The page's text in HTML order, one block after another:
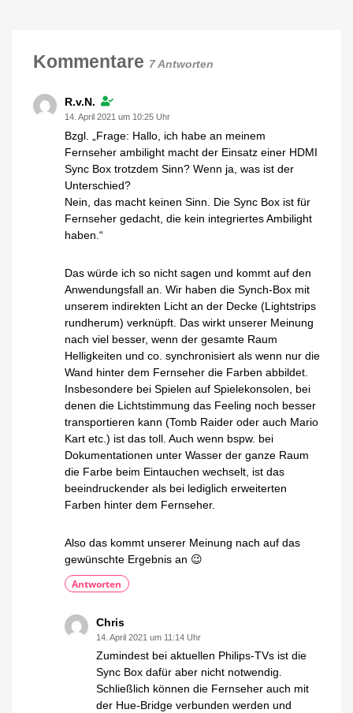
Kommentare 7 Antworten
R.v.N.
14. April 2021 um 10:25 Uhr
Bzgl. „Frage: Hallo, ich habe an meinem
Fernseher ambilight macht der Einsatz einer HDMI
Sync Box trotzdem Sinn? Wenn ja, was ist der
Unterschied?
Nein, das macht keinen Sinn. Die Sync Box ist für
Fernseher gedacht, die kein integriertes Ambilight
haben.“
Das würde ich so nicht sagen und kommt auf den
Anwendungsfall an. Wir haben die Synch-Box mit
unserem indirekten Licht an der Decke (Lightstrips
rundherum) verknüpft. Das wirkt unserer Meinung
nach viel besser, wenn der gesamte Raum
Helligkeiten und co. synchronisiert als wenn nur die
Wand hinter dem Fernseher die Farben abbildet.
Insbesondere bei Spielen auf Spielekonsolen, bei
denen die Lichtstimmung das Feeling noch besser
transportieren kann (Tomb Raider oder auch Mario
Kart etc.) ist das toll. Auch wenn bspw. bei
Dokumentationen unter Wasser der ganze Raum
die Farbe beim Eintauchen wechselt, ist das
beeindruckender als bei lediglich erweiterten
Farben hinter dem Fernseher.
Also das kommt unserer Meinung nach auf das
gewünschte Ergebnis an 😉
Antworten
Chris
14. April 2021 um 11:14 Uhr
Zumindest bei aktuellen Philips-TVs ist die
Sync Box dafür aber nicht notwendig.
Schließlich können die Fernseher auch mit
der Hue-Bridge verbunden werden und